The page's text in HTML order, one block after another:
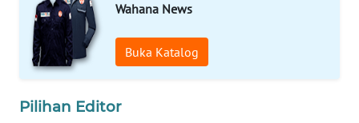
Wahana News
Buka Katalog
Pilihan Editor
WAHANA
HEALTH
WAHANA
DESA
WISATA